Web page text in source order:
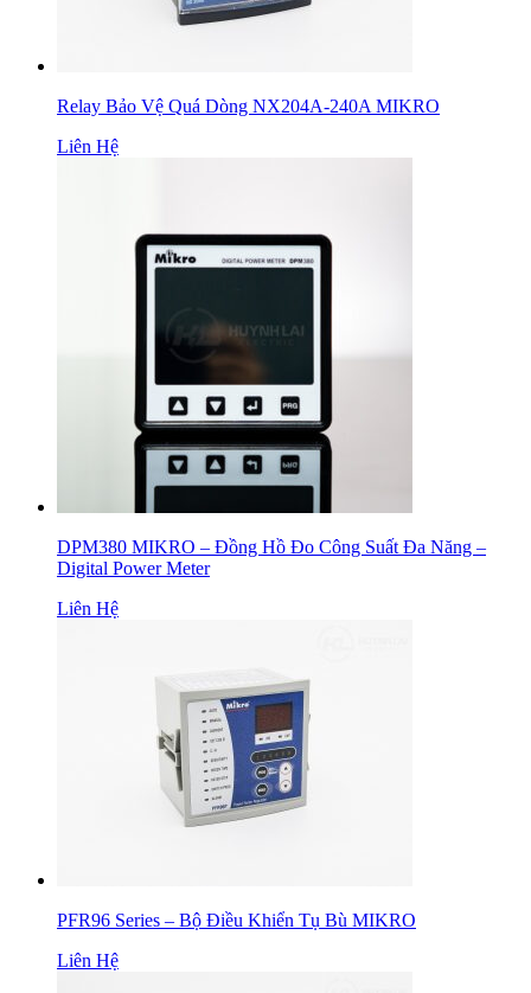
Relay Bảo Vệ Quá Dòng NX204A-240A MIKRO
Liên Hệ
DPM380 MIKRO – Đồng Hồ Đo Công Suất Đa Năng –
Digital Power Meter
Liên Hệ
PFR96 Series – Bộ Điều Khiển Tụ Bù MIKRO
Liên Hệ